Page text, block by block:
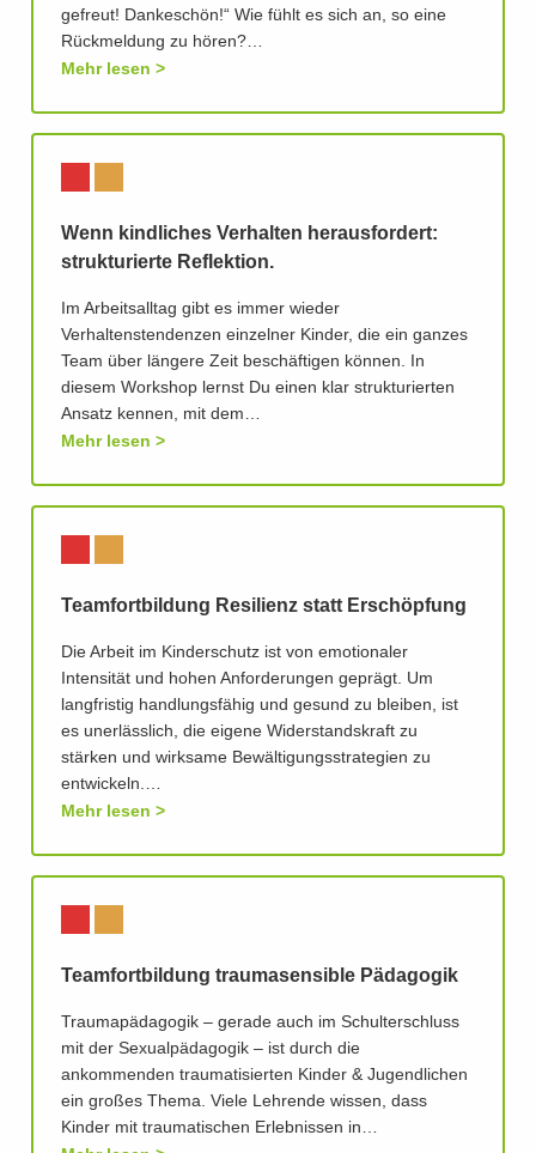
gefreut! Dankeschön!“ Wie fühlt es sich an, so eine
Rückmeldung zu hören?…
Mehr lesen
Wenn kindliches Verhalten herausfordert:
strukturierte Reflektion.
Im Arbeitsalltag gibt es immer wieder
Verhaltenstendenzen einzelner Kinder, die ein ganzes
Team über längere Zeit beschäftigen können. In
diesem Workshop lernst Du einen klar strukturierten
Ansatz kennen, mit dem…
Mehr lesen
Teamfortbildung Resilienz statt Erschöpfung
Die Arbeit im Kinderschutz ist von emotionaler
Intensität und hohen Anforderungen geprägt. Um
langfristig handlungsfähig und gesund zu bleiben, ist
es unerlässlich, die eigene Widerstandskraft zu
stärken und wirksame Bewältigungsstrategien zu
entwickeln.…
Mehr lesen
Teamfortbildung traumasensible Pädagogik
Traumapädagogik – gerade auch im Schulterschluss
mit der Sexualpädagogik – ist durch die
ankommenden traumatisierten Kinder & Jugendlichen
ein großes Thema. Viele Lehrende wissen, dass
Kinder mit traumatischen Erlebnissen in…